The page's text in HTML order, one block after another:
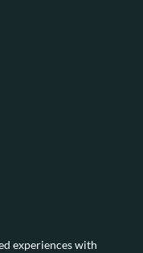
experiences with